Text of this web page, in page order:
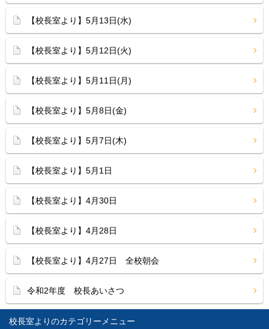
校長室より
【校長室より】5月13日(水)
【校長室より】5月12日(火)
【校長室より】5月11日(月)
【校長室より】5月8日(金)
【校長室より】5月7日(木)
【校長室より】5月1日
【校長室より】4月30日
【校長室より】4月28日
【校長室より】4月27日 全校朝会
令和2年度 校長あいさつ